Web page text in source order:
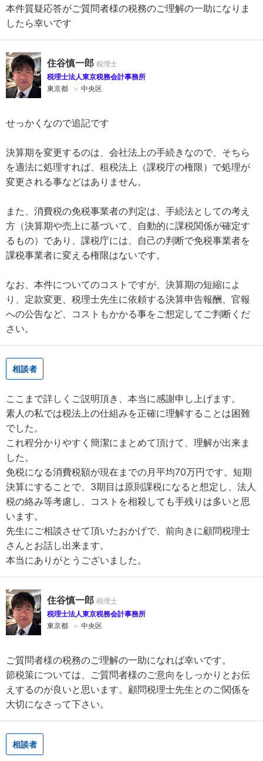
本件質疑応答がご質問者様の税務のご理解の一助になりま
したら幸いです
住谷慎一郎
税理士法人東京税務会計事務所
東京都
＞ 中央区
せっかくなので追記です
決算期を変更するのは、会社法上の手続きなので、そちら
を適法に処理すれば、租税法上（課税庁の権限）で処理が
変更される事などはありません。
また、消費税の免税事業者の判定は、手続法としての考え
方（決算期や売上に基づいて、自動的に課税関係が確定す
るもの）であり、課税庁には、自己の判断で免税事業者を
課税事業者に変える権限はないです。
なお、本件についてのコストですが、決算期の短縮によ
り、定款変更、税理士先生に依頼する決算申告報酬、官報
への公告など、コストもかかる事をご想定してご判断くだ
さい。
相談者
ここまで詳しくご説明頂き、本当に感謝申し上げます。
素人の私では税法上の仕組みを正確に理解することは困難
でした。
これ程分かりやすく簡潔にまとめて頂けて、理解が出来ま
した。
免税になる消費税額が現在までの月平均70万円です。短期
決算にすることで、3期目は原則課税になると想定し、法人
税の絡み等考慮し、コストを相殺しても手残りは多いと思
います。
先生にご相談させて頂いたおかげで、前向きに顧問税理士
さんとお話し出来ます。
本当にありがとうございました。
住谷慎一郎
税理士法人東京税務会計事務所
東京都
＞ 中央区
ご質問者様の税務のご理解の一助になれば幸いです。
節税策については、ご質問者様のご意向をしっかりとお伝
えするのが良いと思います。顧問税理士先生とのご関係を
大切になさって下さい。
相談者